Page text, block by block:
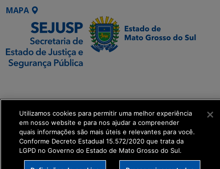
MAPA
get_footer();
Utilizamos cookies para permitir uma melhor experiência
em nosso website e para nos ajudar a compreender
quais informações são mais úteis e relevantes para você.
Conforme Decreto Estadual 15.572/2020 que trata da
LGPD no Governo do Estado de Mato Grosso do Sul.